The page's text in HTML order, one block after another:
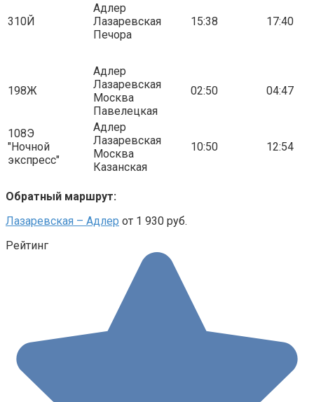
310Й
Адлер
Лазаревская
Печора
15:38 17:40
198Ж
Адлер
Лазаревская
Москва
Павелецкая
02:50 04:47
108Э
"Ночной
экспресс"
Адлер
Лазаревская
Москва
Казанская
10:50 12:54
Обратный маршрут:
Лазаревская – Адлер от 1 930 руб.
Рейтинг